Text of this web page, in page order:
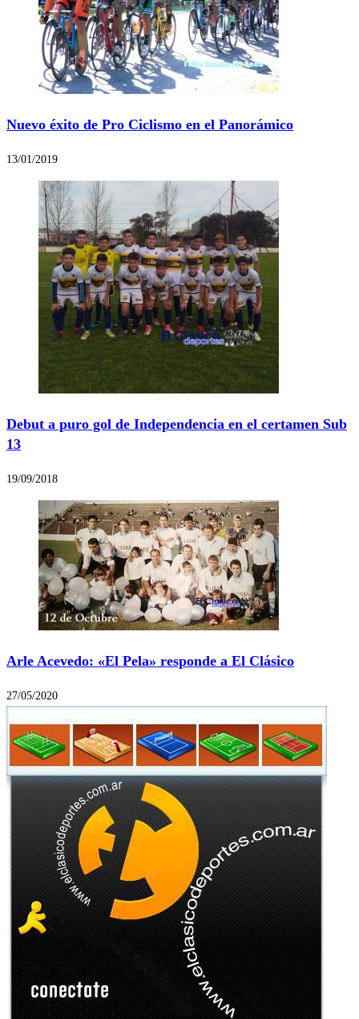
Nuevo éxito de Pro Ciclismo en el Panorámico
13/01/2019
Debut a puro gol de Independencia en el certamen Sub
13
19/09/2018
Arle Acevedo: «El Pela» responde a El Clásico
27/05/2020